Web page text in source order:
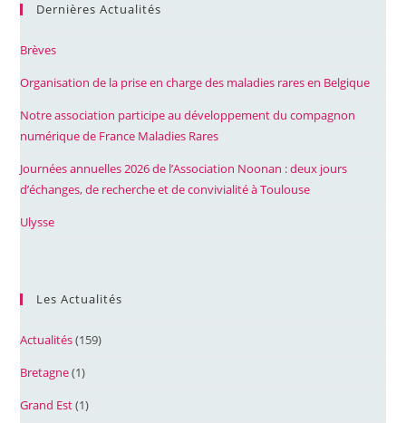
Dernières Actualités
Brèves
Organisation de la prise en charge des maladies rares en Belgique
Notre association participe au développement du compagnon
numérique de France Maladies Rares
Journées annuelles 2026 de l’Association Noonan : deux jours
d’échanges, de recherche et de convivialité à Toulouse
Ulysse
Les Actualités
Actualités(159)
Bretagne(1)
Grand Est(1)